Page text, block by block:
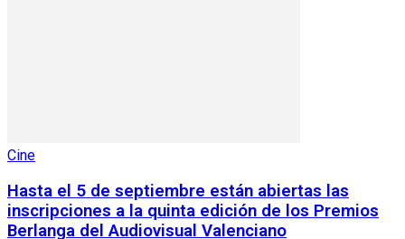
Cine
Hasta el 5 de septiembre están abiertas las
inscripciones a la quinta edición de los Premios
Berlanga del Audiovisual Valenciano